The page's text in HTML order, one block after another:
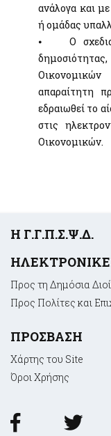
ανάλογα και
ή ομάδας
⦁ Ο
απαραίτητη
εδραιωθεί το
στις
Οικονομικών.
Υποσέλιδο
Η Γ.Γ.Π.Σ.Ψ.Δ.
Προς τη Δημόσια
Προς Πολίτες και
ΠΡΟΣΒΑΣΗ
Χάρτης του Site
Όροι Xρήσης